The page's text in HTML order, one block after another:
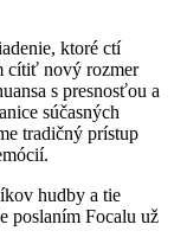
ktoré ctí
cítiť nový rozmer
s presnosťou a
súčasných
tradičný prístup
hudby a tie
poslaním Focalu už